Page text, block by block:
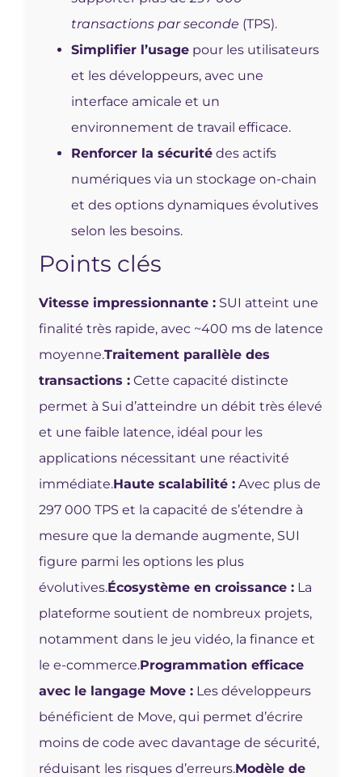
transactions par seconde (TPS).
Simplifier l’usage pour les utilisateurs
et les développeurs, avec une
interface amicale et un
environnement de travail efficace.
Renforcer la sécurité des actifs
numériques via un stockage on-chain
et des options dynamiques évolutives
selon les besoins.
Points clés
Vitesse impressionnante : SUI atteint une
finalité très rapide, avec ~400 ms de latence
moyenne.Traitement parallèle des
transactions : Cette capacité distincte
permet à Sui d’atteindre un débit très élevé
et une faible latence, idéal pour les
applications nécessitant une réactivité
immédiate.Haute scalabilité : Avec plus de
297 000 TPS et la capacité de s’étendre à
mesure que la demande augmente, SUI
figure parmi les options les plus
évolutives.Écosystème en croissance : La
plateforme soutient de nombreux projets,
notamment dans le jeu vidéo, la finance et
le e-commerce.Programmation efficace
avec le langage Move : Les développeurs
bénéficient de Move, qui permet d’écrire
moins de code avec davantage de sécurité,
réduisant les risques d’erreurs.Modèle de